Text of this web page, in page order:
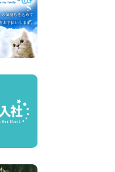
場!最大
取県 鳥
ー 鳥取青谷
08月07日
阪府 寝
太間東町
年08月07日
京都
墨田両国
08月07日
京都